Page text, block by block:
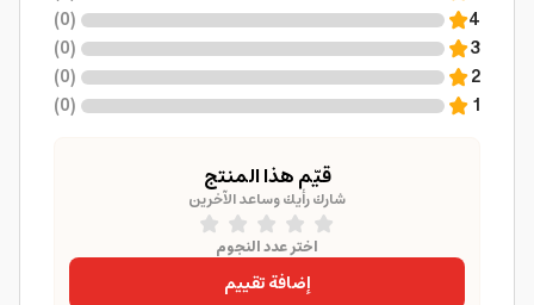
4
(
0
)
3
(
0
)
2
(
0
)
1
(
0
)
قيّم هذا المنتج
شارك رأيك وساعد الآخرين
اختر عدد النجوم
إضافة تقييم